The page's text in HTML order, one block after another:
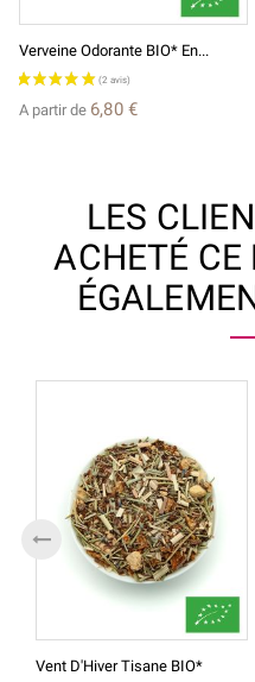
Verveine Odorante BIO* En...
A partir de 6,80 €
LES
ACHETÉ CE
Vent D'Hiver Tisane BIO*